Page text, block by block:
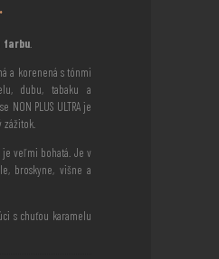
farbu.
a korenená s tónmi
dubu, tabaku a
NON PLUS ULTRA je
zážitok.
veľmi bohatá. Je v
broskyne, višne a
s chuťou karamelu